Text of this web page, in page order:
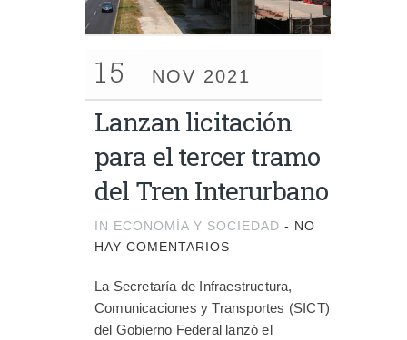
15 NOV 2021
Lanzan licitación
para el tercer tramo
del Tren Interurbano
IN ECONOMÍA Y SOCIEDAD - NO
HAY COMENTARIOS
La Secretaría de Infraestructura,
Comunicaciones y Transportes (SICT)
del Gobierno Federal lanzó el